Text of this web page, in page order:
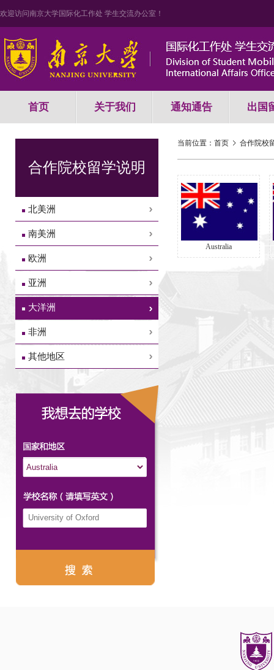
欢迎访问南京大学国际化工作处 学生交流办公室！
首页 关于我们 通知通告 出国
合作院校留学说明
北美洲
南美洲
欧洲
亚洲
大洋洲
非洲
其他地区
当前位置： 首页 合作院校
Australia